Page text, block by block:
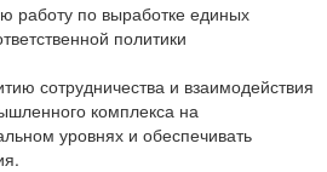
работу по выработке единых
политики
сотрудничества и взаимодействия
комплекса на
уровнях и обеспечивать